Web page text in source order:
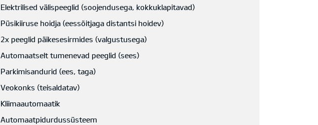
Elektrilised välispeeglid (soojendusega, kokkuklapitavad)
Püsikiiruse hoidja (eessõitjaga distantsi hoidev)
2x peeglid päikesesirmides (valgustusega)
Automaatselt tumenevad peeglid (sees)
Parkimisandurid (ees, taga)
Veokonks (teisaldatav)
Kliimaautomaatik
Automaatpidurdussüsteem